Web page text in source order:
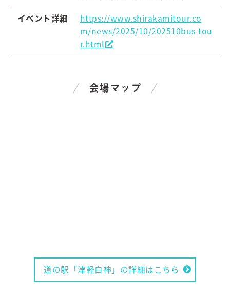
イベント詳細
https://www.shirakamitour.co
m/news/2025/10/202510bus-tou
r.html
会場マップ
道の駅「津軽⽩神」の詳細はこちら